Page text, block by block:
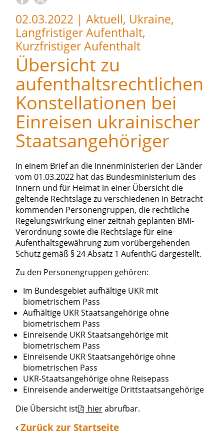
02.03.2022 | Aktuell, Ukraine,
Langfristiger Aufenthalt,
Kurzfristiger Aufenthalt
Übersicht zu
aufenthaltsrechtlichen
Konstellationen bei
Einreisen ukrainischer
Staatsangehöriger
In einem Brief an die Innenministerien der Länder
vom 01.03.2022 hat das Bundesministerium des
Innern und für Heimat in einer Übersicht die
geltende Rechtslage zu verschiedenen in Betracht
kommenden Personengruppen, die rechtliche
Regelungswirkung einer zeitnah geplanten BMI-
Verordnung sowie die Rechtslage für eine
Aufenthaltsgewährung zum vorübergehenden
Schutz gemäß § 24 Absatz 1 AufenthG dargestellt.
Zu den Personengruppen gehören:
Im Bundesgebiet aufhältige UKR mit
biometrischem Pass
Aufhältige UKR Staatsangehörige ohne
biometrischem Pass
Einreisende UKR Staatsangehörige mit
biometrischem Pass
Einreisende UKR Staatsangehörige ohne
biometrischen Pass
UKR-Staatsangehörige ohne Reisepass
Einreisende anderweitige Drittstaatsangehörige
Die Übersicht ist
hierabrufbar.
Zurück zur Startseite